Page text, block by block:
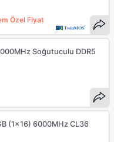
Özel Fiyat
Soğutuculu DDR5
(1x16) 6000MHz CL36